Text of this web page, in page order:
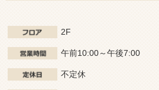
2F
午前10:00～午後7:00
不定休